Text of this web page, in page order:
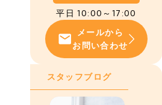
平日 10:00～17:00
メールから
お問い合わせ
スタッフブログ